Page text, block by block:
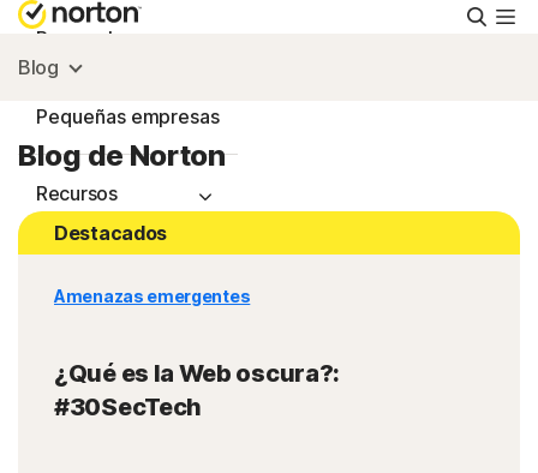
Personal
Pequeñas empresas
Recursos
Blog
Blog de Norton
Destacados
Amenazas emergentes
¿Qué es la Web oscura?:
#30SecTech